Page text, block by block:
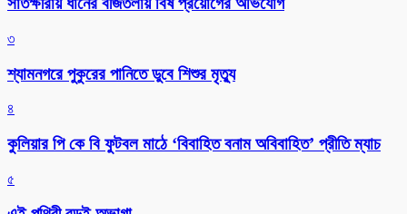
৩
শ্যামনগরে পুকুরের পানিতে ডুবে শিশুর মৃত্যু
৪
কুলিয়ার পি কে বি ফুটবল মাঠে ‘বিবাহিত বনাম অবিবাহিত’ প্রীতি ম্যাচ
৫